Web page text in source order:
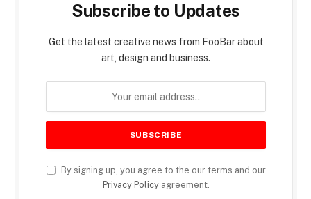
Subscribe to Updates
Get the latest creative news from FooBar about
art, design and business.
By signing up, you agree to the our terms and our
Privacy Policyagreement.